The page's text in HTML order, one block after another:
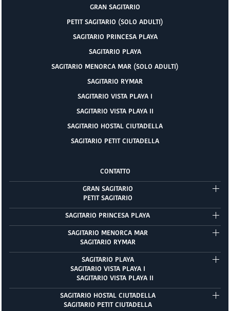
GRAN SAGITARIO
PETIT SAGITARIO (SOLO ADULTI)
SAGITARIO PRINCESA PLAYA
SAGITARIO PLAYA
SAGITARIO MENORCA MAR (SOLO ADULTI)
SAGITARIO RYMAR
SAGITARIO VISTA PLAYA I
SAGITARIO VISTA PLAYA II
SAGITARIO HOSTAL CIUTADELLA
SAGITARIO PETIT CIUTADELLA
CONTATTO
GRAN SAGITARIO
PETIT SAGITARIO
SAGITARIO PRINCESA PLAYA
SAGITARIO MENORCA MAR
SAGITARIO RYMAR
SAGITARIO PLAYA
SAGITARIO VISTA PLAYA I
SAGITARIO VISTA PLAYA II
SAGITARIO HOSTAL CIUTADELLA
SAGITARIO PETIT CIUTADELLA